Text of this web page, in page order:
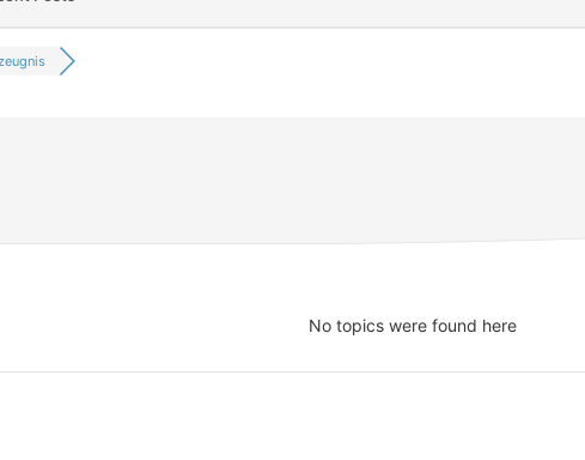
No topics were found here